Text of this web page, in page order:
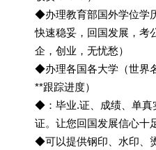
◆办理教育部国外学位学
快速稳妥，回国发展，考
企，创业，无忧愁）
◆办理各国各大学（世界
**跟踪进度）
◆：毕业.证、成绩、单真
证。让您回国发展信心十
◆可以提供钢印、水印、